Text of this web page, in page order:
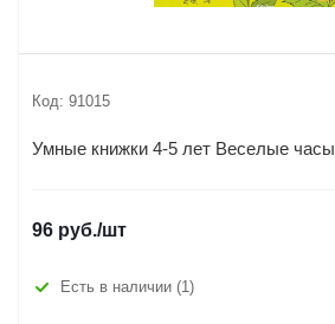
Код: 91015
Умные книжки 4-5 лет Веселые часы
96 руб./шт
Есть в наличии (1)